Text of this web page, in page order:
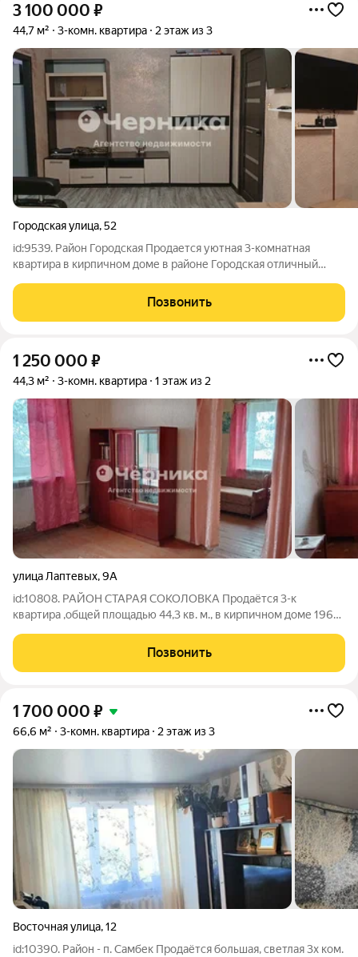
3 100 000 ₽
44,7 м² 3-комн. квартира 2 этаж из 3
Городская улица,52
id:9539. Район Городская Продается уютная 3-комнатная
квартира в кирпичном доме в районе Городская отличный
2 этаж в 3-этажном кирпичном доме удобно и безопасно для
детей Комнаты могут быть
Позвонить
1 250 000 ₽
44,3 м² 3-комн. квартира 1 этаж из 2
улица Лаптевых,9А
id:10808. РАЙОН СТАРАЯ СОКОЛОВКА Продаётся 3-к
квартира ,общей площадью 44,3 кв. м., в кирпичном доме 1967
светлая, с большими новыми металлопластиковыми
окнами,угловая,но тёплая. Высокие потолки,
Позвонить
1 700 000 ₽
66,6 м² 3-комн. квартира 2 этаж из 3
Восточная улица,12
id:10390. Район - п. Самбек Продаётся большая, светлая 3х ком.